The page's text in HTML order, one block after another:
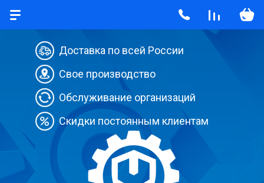
Доставка по всей России
Свое производство
Обслуживание организаций
Скидки постоянным клиентам